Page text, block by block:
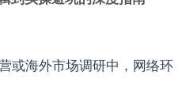
或海外市场调研中，网络环